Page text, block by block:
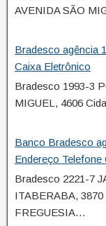
AVENIDA SÃO
Bradesco agência
Caixa Eletrônico
Bradesco 1993-3
MIGUEL, 4606
Banco Bradesco
Endereço Telefone
Bradesco 2221-7
ITABERABA,
FREGUESIA…